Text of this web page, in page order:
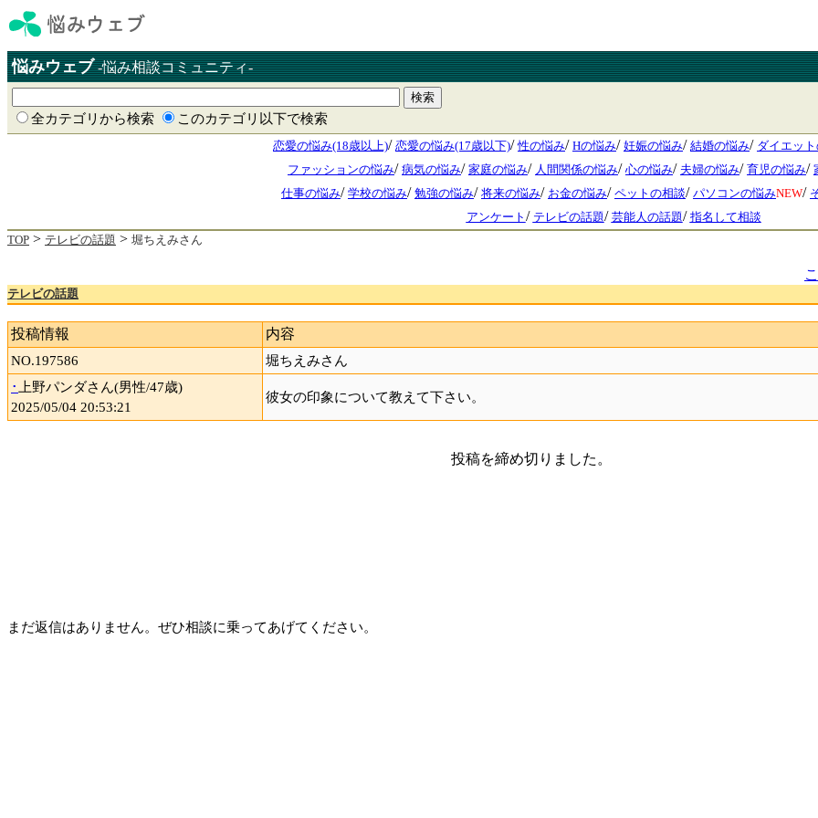
悩みウェブ -悩み相談コミュニティ-
全カテゴリから検索 このカテゴリ以下で検索
恋愛の悩み(18歳以上)/ 恋愛の悩み(17歳以下)/性の悩み/ Hの悩み/ 妊娠の悩み/ 結婚の悩み/ ダイエッ
ファッションの悩み/ 病気の悩み/ 家庭の悩み/ 人間関係の悩み/ 心の悩み/ 夫婦の悩み/ 育児の悩み/
仕事の悩み/ 学校の悩み/ 勉強の悩み/ 将来の悩み/ お金の悩み/ ペットの相談/ パソコンの悩みNEW/
アンケート / テレビの話題/ 芸能人の話題/ 指名して相談
TOP > テレビの話題 > 堀ちえみさん
テレビの話題
投稿情報 内容
NO.197586
堀ちえみさん
･
上野パンダさん(男性/47歳)
2025/05/04 20:53:21
彼女の印象について教えて下さい。
投稿を締め切りました。
まだ返信はありません。ぜひ相談に乗ってあげてください。